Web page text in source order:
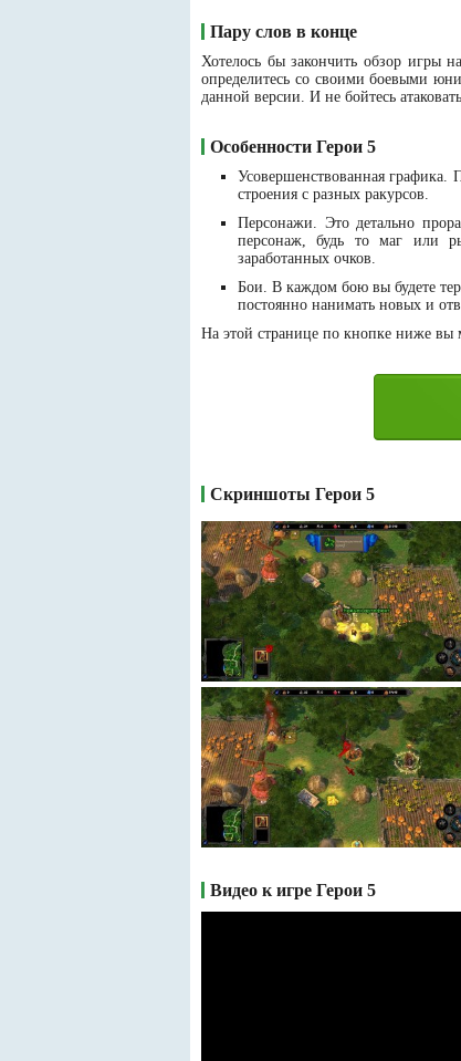
Пару слов в конце
Хотелось бы закончить обзор игры
определитесь со своими боевыми
данной версии. И не бойтесь
Особенности Герои 5
Усовершенствованная
строения с разных ракурсов.
Персонажи. Это детально
персонаж, будь то маг или
заработанных очков.
Бои. В каждом бою вы будете
постоянно нанимать новых и
На этой странице по кнопке ниже вы
Скриншоты Герои 5
Видео к игре Герои 5